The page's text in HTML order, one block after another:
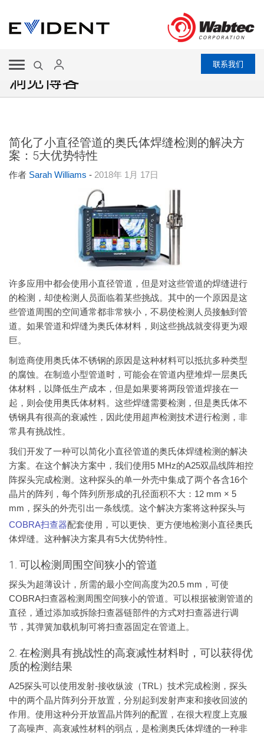
联系我们
洞见博客
简化了小直径管道的奥氏体焊缝检测的解决方
案：5大优势特性
作者 Sarah Williams - 2018年 1月 17日
许多应用中都会使用小直径管道，但是对这些管道的焊缝进行
的检测，却使检测人员面临着某些挑战。其中的一个原因是这
些管道周围的空间通常都非常狭小，不易使检测人员接触到管
道。如果管道和焊缝为奥氏体材料，则这些挑战就变得更为艰
巨。
制造商使用奥氏体不锈钢的原因是这种材料可以抵抗多种类型
的腐蚀。在制造小型管道时，可能会在管道内壁堆焊一层奥氏
体材料，以降低生产成本，但是如果要将两段管道焊接在一
起，则会使用奥氏体材料。这些焊缝需要检测，但是奥氏体不
锈钢具有很高的衰减性，因此使用超声检测技术进行检测，非
常具有挑战性。
我们开发了一种可以简化小直径管道的奥氏体焊缝检测的解决
方案。在这个解决方案中，我们使用5 MHz的A25双晶线阵相控
阵探头完成检测。这种探头的单一外壳中集成了两个各含16个
晶片的阵列，每个阵列所形成的孔径面积不大：12 mm × 5
mm，探头的外壳引出一条线缆。这个解决方案将这种探头与
COBRA扫查器配套使用，可以更快、更方便地检测小直径奥氏
体焊缝。这种解决方案具有5大优势特性。
1. 可以检测周围空间狭小的管道
探头为超薄设计，所需的最小空间高度为20.5 mm，可使
COBRA扫查器检测周围空间狭小的管道。可以根据被测管道的
直径，通过添加或拆除扫查器链部件的方式对扫查器进行调
节，其弹簧加载机制可将扫查器固定在管道上。
2. 在检测具有挑战性的高衰减性材料时，可以获得优
质的检测结果
A25探头可以使用发射-接收纵波（TRL）技术完成检测，探头
中的两个晶片阵列分开放置，分别起到发射声束和接收回波的
作用。使用这种分开放置晶片阵列的配置，在很大程度上克服
了高噪声、高衰减性材料的弱点，是检测奥氏体焊缝的一种非